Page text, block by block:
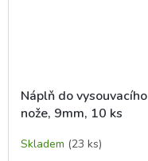
Náplň do vysouvacího
nože, 9mm, 10 ks
Skladem (23 ks)